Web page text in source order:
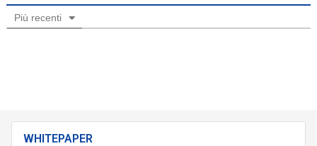
Più recenti
WHITEPAPER